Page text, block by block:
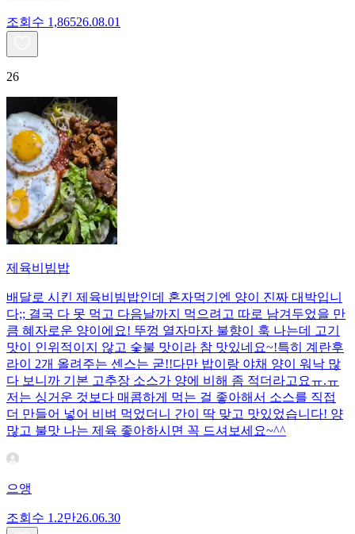
조회수 1,86526.08.01
26
제육비빔밥
배달로 시킨 제육비빔밥인데 혼자먹기엔 양이 진짜 대박입니
다;; 결국 다 못 먹고 다음날까지 먹으려고 따로 남겨두었을 만
큼 혜자로운 양이에요! 뚜껑 열자마자 불향이 훅 나는데 고기
맛이 인위적이지 않고 숯불 맛이라 참 맛있네요~!특히 계란후
라이 2개 올려주는 센스는 굳!! ​다만 밥이랑 야채 양이 워낙 많
다 보니까 기본 고추장 소스가 양에 비해 좀 적더라고요ㅠ.ㅠ
저는 싱거운 것보다 매콤하게 먹는 걸 좋아해서 소스를 직접
더 만들어 넣어 비벼 먹었더니 간이 딱 맞고 맛있었습니다! 양
많고 불맛 나는 제육 좋아하시면 꼭 드셔보세요~^^
으앵
조회수 1.2만26.06.30